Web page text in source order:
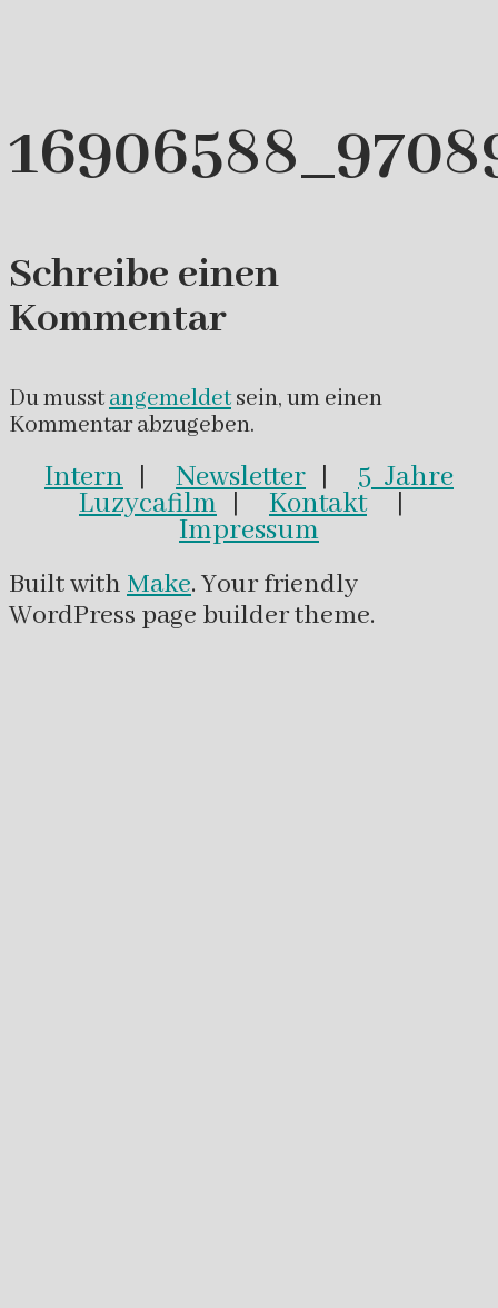
Schreibe einen
Kommentar
Du musstangemeldetsein, um einen
Kommentar abzugeben.
Intern | Newsletter | 5 Jahre
Luzycafilm | Kontakt|
Impressum
Built with Make. Your friendly
WordPress page builder theme.